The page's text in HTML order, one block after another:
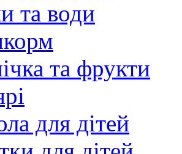
та води
та фрукти
для дітей